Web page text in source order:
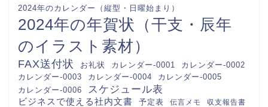
2024年のカレンダー（縦型・日曜始まり）
2024年の年賀状（干支・辰年
のイラスト素材）
FAX送付状 お礼状 カレンダー-0001
カレンダー-0002
カレンダー-0003
カレンダー-0004
カレンダー-0005
カレンダー-0006
スケジュール表
ビジネスで使える社内文書 予定表 伝言メモ 収支報告書